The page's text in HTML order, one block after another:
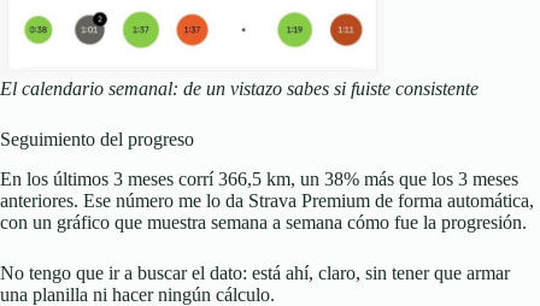
El calendario semanal: de un vistazo sabes si fuiste consistente
Seguimiento del progreso
En los últimos 3 meses corrí 366,5 km, un 38% más que los 3 meses
anteriores. Ese número me lo da Strava Premium de forma automática,
con un gráfico que muestra semana a semana cómo fue la progresión.
No tengo que ir a buscar el dato: está ahí, claro, sin tener que armar
una planilla ni hacer ningún cálculo.